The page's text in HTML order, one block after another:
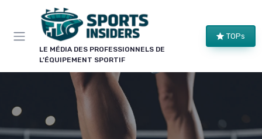
LE MÉDIA DES PROFESSIONNELS DE
L'ÉQUIPEMENT SPORTIF
TOPs
×
Rejoignez le club !
Bons plans sur le matériel de structure, alertes
pièces et séries, et les enseignements de nos
comparatifs avant leur publication. Pour ceux qui
équipent un club, une salle ou une collectivité.
Panneau de gestion des cookies